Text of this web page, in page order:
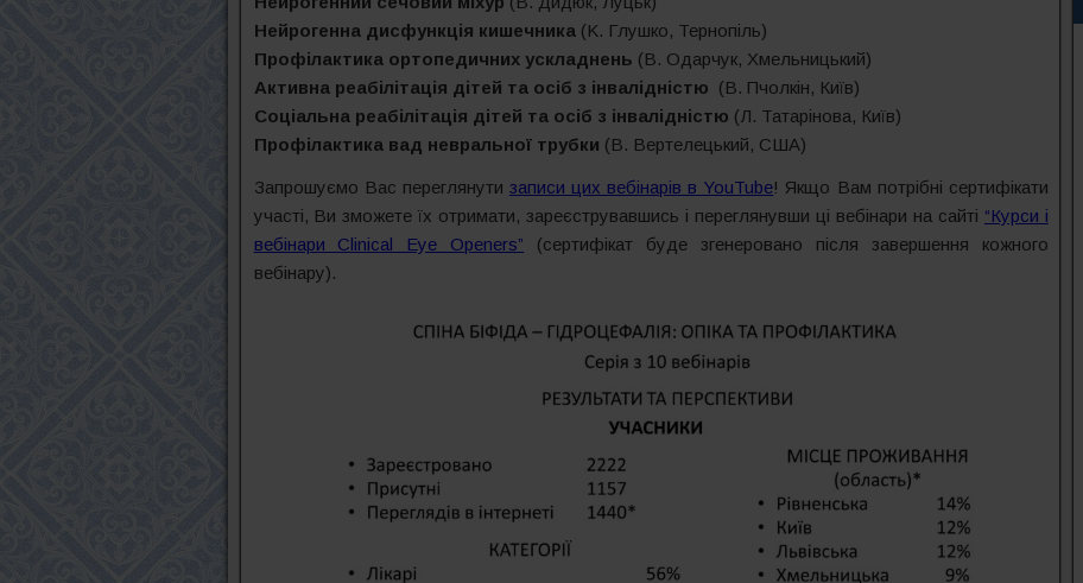
Нейрогенна дисфункція кишечника(K. Глушко, Тернопіль)
Профілактика ортопедичних ускладнень (В. Одарчук, Хмельницький)
Активна реабілітація дітей та осіб з інвалідністю (В. Пчолкін, Київ)
Соціальна реабілітація дітей та осіб з інвалідністю (Л. Татарінова, Київ)
Профілактика вад невральної трубки (В. Вертелецький, США)
Запрошуємо Вас переглянути записи цих вебінарів в YouTube! Якщо Вам потрібні сертифікати
участі, Ви зможете їх отримати, зареєструвавшись і переглянувши ці вебінари на сайті “Курси і
вебінари Clinical Eye Openers” (сертифікат буде згенеровано після завершення кожного
вебінару).